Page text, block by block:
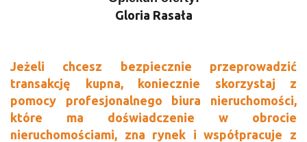
Gloria Rasała
Jeżeli chcesz bezpiecznie przeprowadzić
transakcję kupna, koniecznie skorzystaj z
pomocy profesjonalnego biura nieruchomości,
które ma doświadczenie w obrocie
nieruchomościami, zna rynek i współpracuje z